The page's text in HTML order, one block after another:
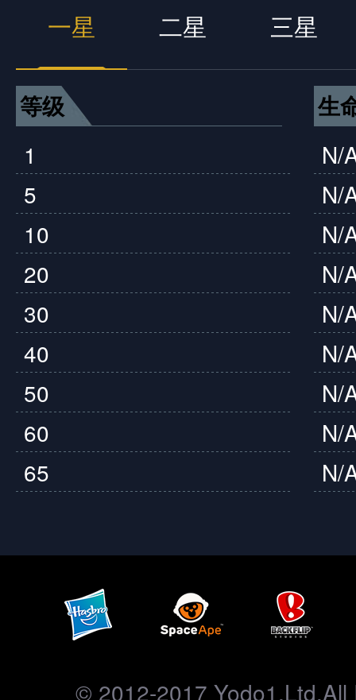
一星 二星 三星
等级
1
5
10
20
30
40
50
60
65
生
N/
N/
N/
N/
N/
N/
N/
N/
N/
© 2012-2017 Yodo1,Ltd.All